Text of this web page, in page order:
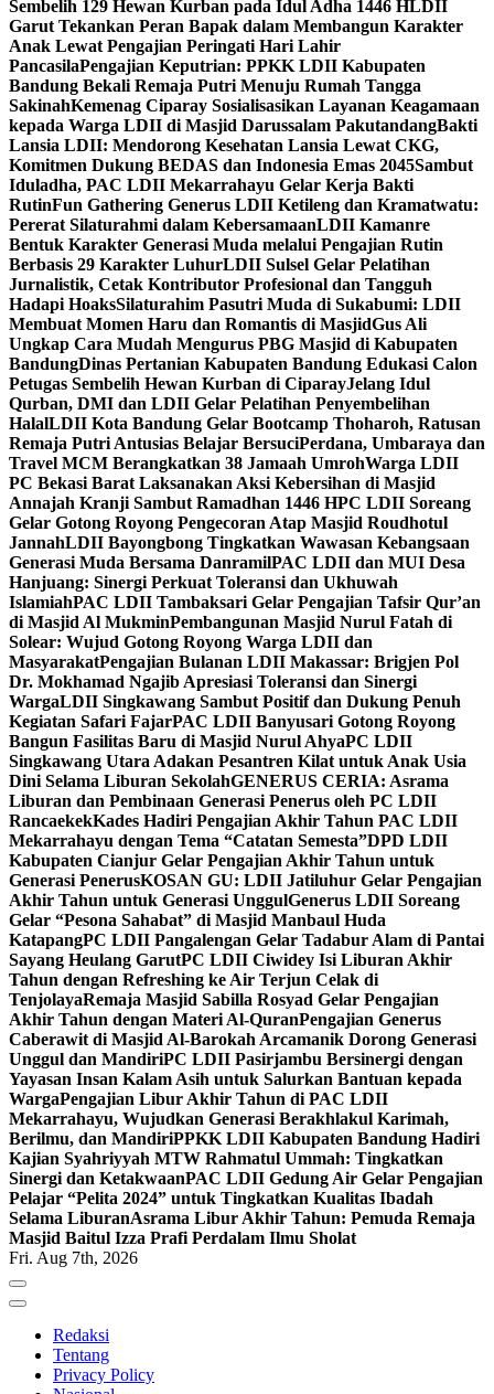
Sembelih 129 Hewan Kurban pada Idul Adha 1446 HLDII
Garut Tekankan Peran Bapak dalam Membangun Karakter
Anak Lewat Pengajian Peringati Hari Lahir
PancasilaPengajian Keputrian: PPKK LDII Kabupaten
Bandung Bekali Remaja Putri Menuju Rumah Tangga
SakinahKemenag Ciparay Sosialisasikan Layanan Keagamaan
kepada Warga LDII di Masjid Darussalam PakutandangBakti
Lansia LDII: Mendorong Kesehatan Lansia Lewat CKG,
Komitmen Dukung BEDAS dan Indonesia Emas 2045Sambut
Iduladha, PAC LDII Mekarrahayu Gelar Kerja Bakti
RutinFun Gathering Generus LDII Ketileng dan Kramatwatu:
Pererat Silaturahmi dalam KebersamaanLDII Kamanre
Bentuk Karakter Generasi Muda melalui Pengajian Rutin
Berbasis 29 Karakter LuhurLDII Sulsel Gelar Pelatihan
Jurnalistik, Cetak Kontributor Profesional dan Tangguh
Hadapi HoaksSilaturahim Pasutri Muda di Sukabumi: LDII
Membuat Momen Haru dan Romantis di MasjidGus Ali
Ungkap Cara Mudah Mengurus PBG Masjid di Kabupaten
BandungDinas Pertanian Kabupaten Bandung Edukasi Calon
Petugas Sembelih Hewan Kurban di CiparayJelang Idul
Qurban, DMI dan LDII Gelar Pelatihan Penyembelihan
HalalLDII Kota Bandung Gelar Bootcamp Thoharoh, Ratusan
Remaja Putri Antusias Belajar BersuciPerdana, Umbaraya dan
Travel MCM Berangkatkan 38 Jamaah UmrohWarga LDII
PC Bekasi Barat Laksanakan Aksi Kebersihan di Masjid
Annajah Kranji Sambut Ramadhan 1446 HPC LDII Soreang
Gelar Gotong Royong Pengecoran Atap Masjid Roudhotul
JannahLDII Bayongbong Tingkatkan Wawasan Kebangsaan
Generasi Muda Bersama DanramilPAC LDII dan MUI Desa
Hanjuang: Sinergi Perkuat Toleransi dan Ukhuwah
IslamiahPAC LDII Tambaksari Gelar Pengajian Tafsir Qur’an
di Masjid Al MukminPembangunan Masjid Nurul Fatah di
Solear: Wujud Gotong Royong Warga LDII dan
MasyarakatPengajian Bulanan LDII Makassar: Brigjen Pol
Dr. Mokhamad Ngajib Apresiasi Toleransi dan Sinergi
WargaLDII Singkawang Sambut Positif dan Dukung Penuh
Kegiatan Safari FajarPAC LDII Banyusari Gotong Royong
Bangun Fasilitas Baru di Masjid Nurul AhyaPC LDII
Singkawang Utara Adakan Pesantren Kilat untuk Anak Usia
Dini Selama Liburan SekolahGENERUS CERIA: Asrama
Liburan dan Pembinaan Generasi Penerus oleh PC LDII
RancaekekKades Hadiri Pengajian Akhir Tahun PAC LDII
Mekarrahayu dengan Tema “Catatan Semesta”DPD LDII
Kabupaten Cianjur Gelar Pengajian Akhir Tahun untuk
Generasi PenerusKOSAN GU: LDII Jatiluhur Gelar Pengajian
Akhir Tahun untuk Generasi UnggulGenerus LDII Soreang
Gelar “Pesona Sahabat” di Masjid Manbaul Huda
KatapangPC LDII Pangalengan Gelar Tadabur Alam di Pantai
Sayang Heulang GarutPC LDII Ciwidey Isi Liburan Akhir
Tahun dengan Refreshing ke Air Terjun Celak di
TenjolayaRemaja Masjid Sabilla Rosyad Gelar Pengajian
Akhir Tahun dengan Materi Al-QuranPengajian Generus
Caberawit di Masjid Al-Barokah Arcamanik Dorong Generasi
Unggul dan MandiriPC LDII Pasirjambu Bersinergi dengan
Yayasan Insan Kalam Asih untuk Salurkan Bantuan kepada
WargaPengajian Libur Akhir Tahun di PAC LDII
Mekarrahayu, Wujudkan Generasi Berakhlakul Karimah,
Berilmu, dan MandiriPPKK LDII Kabupaten Bandung Hadiri
Kajian Syahriyyah MTW Rahmatul Ummah: Tingkatkan
Sinergi dan KetakwaanPAC LDII Gedung Air Gelar Pengajian
Pelajar “Pelita 2024” untuk Tingkatkan Kualitas Ibadah
Selama LiburanAsrama Libur Akhir Tahun: Pemuda Remaja
Masjid Baitul Izza Prafi Perdalam Ilmu Sholat
Fri. Aug 7th, 2026
Redaksi
Tentang
Privacy Policy